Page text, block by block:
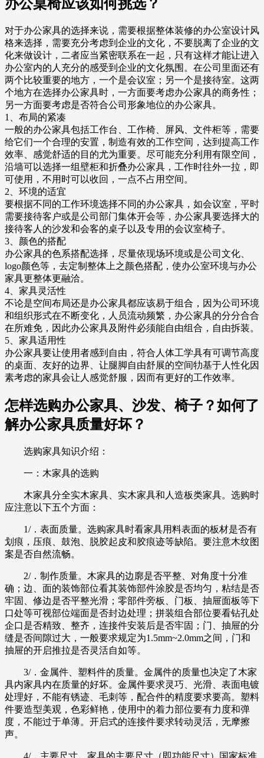
办公桌椅应该如何挑选？
对于办公家具的选择来说，需要根据整体装修的办公室设计风
格来选择，需要充分考虑到企业的文化，不要脱离了企业的文
化来做设计，二者应当紧密联系在一起，只有这样才能让进入
办公室内的人充分的感受到企业的文化氛围。在公司里面还有
两个比较重要的地方，一个是会议室；另一个是接待室。这两
个地方在选择办公家具时，一方面要考虑办公家具的商务性；
另一方面要考虑是否符合公司形象地位的办公家具。
1、布局的紧凑
一般的办公家具包括工作台、工作椅、屏风、文件柜等，需要
给它们一个合理的安置，制造有效的工作空间，达到提高工作
效率、感觉舒适的目的尤为重要。尽可能充分利用有限空间，
沿墙可以选择一组壁柜和折叠办公家具，工作时往外一拉，即
可使用，不用时可以收回，一点不占用空间。
2、环境的适宜
要根据不同的工作环境选择不同的办公家具，如会议室，平时
需要接待客户或是公司部门集体开会等，办公家具要选择大的
接待客人的沙发和会客的桌子以及专用的会议室椅子。
3、颜色的搭配
办公家具的色系搭配选择，尽量依现场环境或是公司文化、
logo颜色等，去定制整体上之颜色搭配，使办公室环境与办公
家具更整体更融洽。
4、家具灵活性
不论是空间布局还是办公家具都应该易于组合，因为公司环境
和组织形式在不断变化，人员流动频繁，办公家具的分分合合
在所难免，因此办公家具及附件必须能自由组合，自由拆装。
5、家具适用性
办公家具要让使用者感到自由，符合人体工学具有可调节高度
的桌面、友好的边界、让腿脚自由舒展的空间牞基于人性化因
素考虑的家具会让人感觉舒服，因而有更好的工作效率。
怎样选购办公家具、沙发、椅子？如何了
解办公家具质量好坏？
选购家具知识介绍：
一：木家具的选购
木家具分全实木家具、实木家具和人造板类家具。选购时
应注意以下五个方面：
1/．表面质量。选购家具时看家具用料表面的板材是否有
划痕，压痕、鼓泡、脱胶起皮和胶痕迹等缺陷。要注意木纹图
案是否自然流畅。
2/．制作质量。木家具的边廓是否平整、对角度十分准
确；边、面的装饰部位看其装饰部件涂胶是否均匀，粘结是否
牢固、修边是否平整光滑；零部件旁板、门板、抽屉面板等下
口处等可视部位端面是否封边处理；拼装组合部位要看钻孔处
企口是否精致、整齐，连接件安装后是否牢固；门、抽屉的分
缝是否间隙过大，一般要求规定为1.5mm~2.0mm之间，门和
抽屉的开启推拉是否灵活自如等。
3/．金属件、塑料件的质量。金属件的质量也决定了木家
具内家具内在质量的好坏。金属件要求灵巧、光滑、表面电镀
处理好，不能有锈迹、毛刺等，配合件的精度要求要高。塑料
件要造型美观，色彩鲜艳，使用中的着力部位要有力度和弹
度，不能过于单薄。开启式的连接件要求转动灵活，无摩擦
声。
4/．主要尺寸。家具的主要尺寸（即功能尺寸）国家标准